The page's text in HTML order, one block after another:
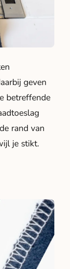
geven
betreffende
rand van
je stikt.